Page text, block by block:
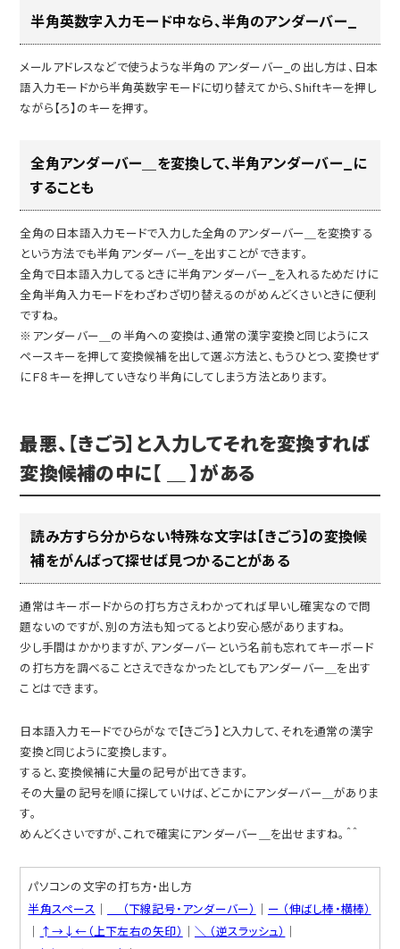
半角英数字入力モード中なら、半角のアンダーバー_
メールアドレスなどで使うような半角のアンダーバー_の出し方は、日本
語入力モードから半角英数字モードに切り替えてから、Shiftキーを押し
ながら【ろ】のキーを押す。
全角アンダーバー＿を変換して、半角アンダーバー_に
することも
全角の日本語入力モードで入力した全角のアンダーバー＿を変換する
という方法でも半角アンダーバー_を出すことができます。
全角で日本語入力してるときに半角アンダーバー_を入れるためだけに
全角半角入力モードをわざわざ切り替えるのがめんどくさいときに便利
ですね。
※アンダーバー＿の半角への変換は、通常の漢字変換と同じようにス
ペースキーを押して変換候補を出して選ぶ方法と、もうひとつ、変換せず
にＦ８キーを押していきなり半角にしてしまう方法とあります。
最悪、【きごう】と入力してそれを変換すれば
変換候補の中に【 ＿ 】がある
読み方すら分からない特殊な文字は【きごう】の変換候
補をがんばって探せば見つかることがある
通常はキーボードからの打ち方さえわかってれば早いし確実なので問
題ないのですが、別の方法も知ってるとより安心感がありますね。
少し手間はかかりますが、アンダーバーという名前も忘れてキーボード
の打ち方を調べることさえできなかったとしてもアンダーバー＿を出す
ことはできます。
日本語入力モードでひらがなで【きごう】と入力して、それを通常の漢字
変換と同じように変換します。
すると、変換候補に大量の記号が出てきます。
その大量の記号を順に探していけば、どこかにアンダーバー＿がありま
す。
めんどくさいですが、これで確実にアンダーバー＿を出せますね。＾＾
パソコンの文字の打ち方・出し方
半角スペース │ ＿ （下線記号・アンダーバー） │ ー （伸ばし棒・横棒）
│ ↑→↓←（上下左右の矢印） │＼ （逆スラッシュ） │